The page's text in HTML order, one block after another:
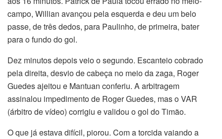
campo, Willian avançou pela esquerda e deu um belo
passe, de três dedos, para Paulinho, de primeira, bater
para o fundo do gol.
Dez minutos depois veio o segundo. Escanteio cobrado
pela direita, desvio de cabeça no meio da zaga, Roger
Guedes ajeitou e Mantuan conferiu. A arbitragem
assinalou impedimento de Roger Guedes, mas o VAR
(árbitro de vídeo) corrigiu e validou o gol do Timão.
O que já estava difícil, piorou. Com a torcida vaiando a